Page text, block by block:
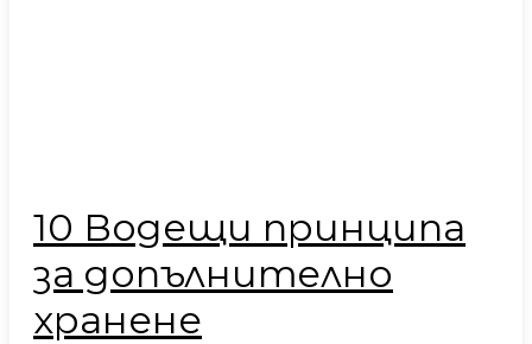
10 Водещи принципа
за допълнително
хранене